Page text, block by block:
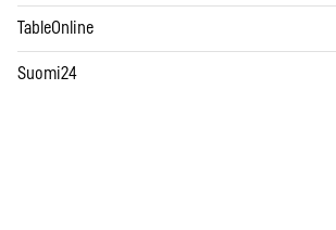
TableOnline
Suomi24